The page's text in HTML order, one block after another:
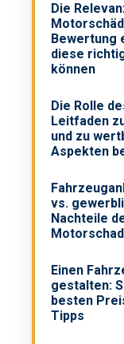
Die
Bewertung
diese
können
Die Rolle
Leitfaden
und zu
Aspekten
vs.
Nachteile
Einen
gestalten:
besten
Tipps